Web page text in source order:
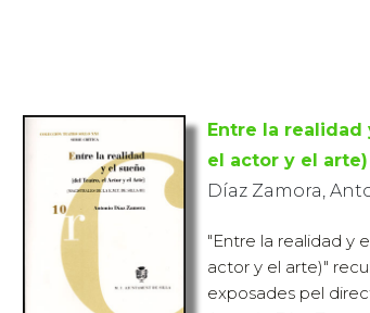
Entre la
el actor y el arte)
Díaz Zamora,
"Entre la realidad y
actor y el arte)"
exposades pel